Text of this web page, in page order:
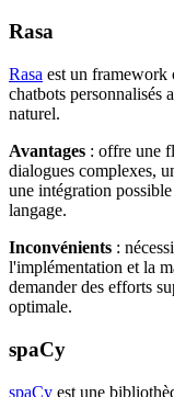
Rasa
Rasa est un framework
chatbots personnalisés
naturel.
Avantages : offre une
dialogues complexes,
une intégration
langage.
Inconvénients :
l'implémentation et la
demander des efforts
optimale.
spaCy
spaCy est une